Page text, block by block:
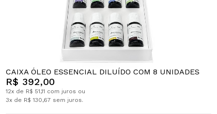
CAIXA ÓLEO ESSENCIAL DILUÍDO COM 8 UNIDADES
R$ 392,00
12x de R$ 51,11 com juros ou
3x de R$ 130,67 sem juros.